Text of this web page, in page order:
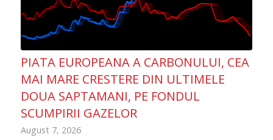
PIATA EUROPEANA A CARBONULUI, CEA
MAI MARE CRESTERE DIN ULTIMELE
DOUA SAPTAMANI, PE FONDUL
SCUMPIRII GAZELOR
August 7, 2026